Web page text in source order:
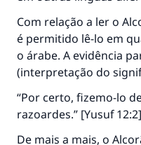
Com relação a ler o
é permitido lê-lo em
o árabe. A evidência
(interpretação do
“Por certo, fizemo-lo
razoardes.” [Yusuf 12:2]
De mais a mais, o